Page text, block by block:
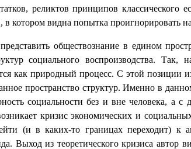
реликтов принципов классического
котором видна попытка проигнорировать
обществознание в едином
социального воспроизводства. Так,
как природный процесс. С этой позиции
пространство структур. Именно в
социальности без и вне человека, а с
кризис экономических и
(и в каких-то границах переходит) к
Выход из теоретического кризиса автор